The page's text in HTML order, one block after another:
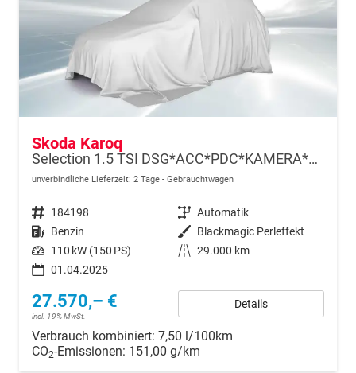
Skoda Karoq
Selection 1.5 TSI DSG*ACC*PDC*KAMERA*TEMPOMAT*LED*SMARTLINK*KLIMA*RADIO*17-ZOLL
unverbindliche Lieferzeit: 2 Tage Gebrauchtwagen
Fahrzeugnr. 184198 Getriebe Automatik
Kraftstoff Benzin Außenfarbe Blackmagic Perleffekt
Leistung 110 kW (150 PS) Kilometerstand 29.000 km
01.04.2025
27.570,– €
incl. 19% MwSt.
Details
Verbrauch kombiniert: 7,50 l/100km
CO2-Emissionen: 151,00 g/km